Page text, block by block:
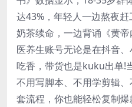
达43%，年轻人一边熬夜
奶茶续命，一边背诵《黄
医养生账号无论是在抖音
吃香，带货也是kuku出单!
不用写脚本、不用学剪辑
套流程，你也能轻松复制爆